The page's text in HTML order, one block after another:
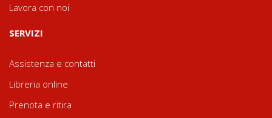
Lavora con noi
SERVIZI
Assistenza e contatti
Libreria online
Prenota e ritira